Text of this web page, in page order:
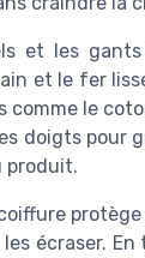
et les
et le fer
comme le
doigts pour
produit.
écraser.